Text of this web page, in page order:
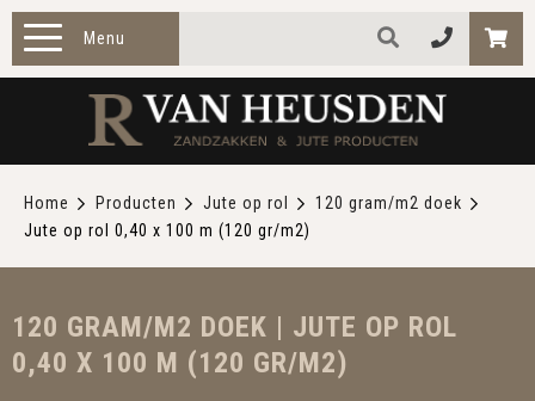
Menu
ZAKELIJK
OVER ONS
Home Producten Jute op rol
120 gram/m2 doek
Jute op rol 0,40 x 100 m (120 gr/m2)
120 GRAM/M2 DOEK | JUTE OP ROL
0,40 X 100 M (120 GR/M2)